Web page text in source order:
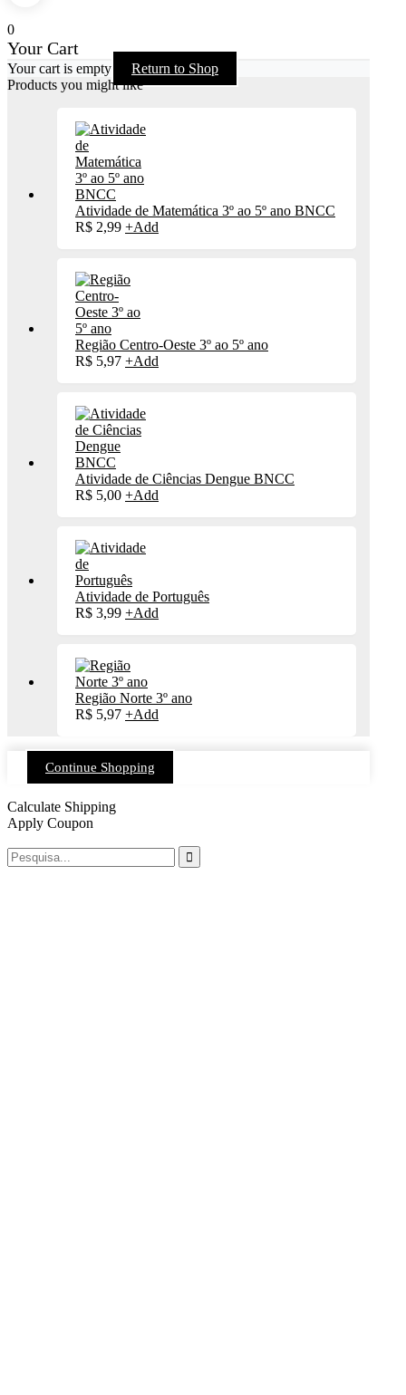
0
Your Cart
Your cart is empty
Return to Shop
Products you might like
Atividade de Matemática 3º ao 5º ano BNCC
R$ 2,99 +Add
Região Centro-Oeste 3º ao 5º ano
R$ 5,97 +Add
Atividade de Ciências Dengue BNCC
R$ 5,00 +Add
Atividade de Português
R$ 3,99 +Add
Região Norte 3º ano
R$ 5,97 +Add
Continue Shopping
Calculate Shipping
Apply Coupon